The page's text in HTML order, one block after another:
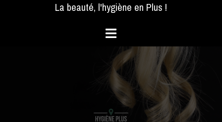
La beauté, l'hygiène en Plus !